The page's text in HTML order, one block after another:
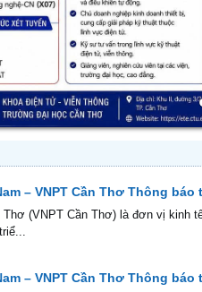
– VNPT Cần Thơ Thông báo
(VNPT Cần Thơ) là đơn vị kinh
– VNPT Cần Thơ Thông báo